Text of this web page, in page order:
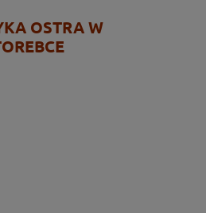
OSTRA W